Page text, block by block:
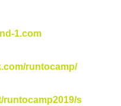
1.com
runtocamp/
runtocamp2019/s